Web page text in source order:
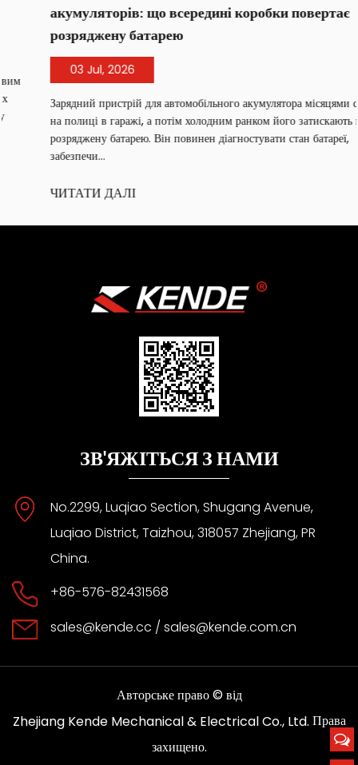
акумуляторів: що всередині коробки повертає
розряджену батарею
03 Jul, 2026
Зарядний пристрій для автомобільного акумулятора місяцями стоїть
на полиці в гаражі, а потім холодним ранком його затискають на
розряджену батарею. Він повинен діагностувати стан батареї,
забезпечи...
ЧИТАТИ ДАЛІ
ЗВ'ЯЖІТЬСЯ З НАМИ
No.2299, Luqiao Section, Shugang Avenue,
Luqiao District, Taizhou, 318057 Zhejiang, PR
China.
+86-576-82431568
sales@kende.cc / sales@kende.com.cn
Авторське право © від
Zhejiang Kende Mechanical & Electrical Co., Ltd. Права
захищено.